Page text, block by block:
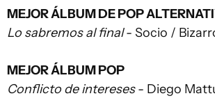
MEJOR ÁLBUM DE POP
Lo sabremos al final- Socio /
MEJOR ÁLBUM POP
Conflicto de intereses- Diego